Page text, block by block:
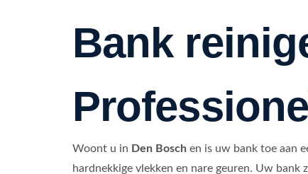
Bank
Woont u in Den Bosch en is uw bank toe aan
hardnekkige vlekken en nare geuren. Uw